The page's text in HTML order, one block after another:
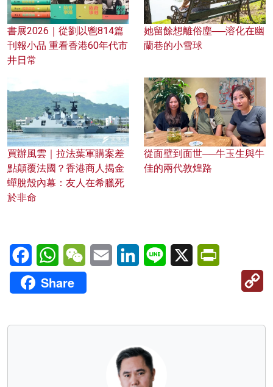
書展2026｜從劉以鬯814篇
刊報小品 重看香港60年代市
井日常
她留餘想離俗塵──溶化在幽
蘭巷的小雪球
買辦風雲｜拉法葉軍購案差
點顛覆法國？香港商人揭金
蟬脫殼內幕：友人在希臘死
於非命
從面壁到面世──牛玉生與牛
佳的兩代敦煌路
FacebookWhatsAppWeChatEmail LinkedInLine X
Share